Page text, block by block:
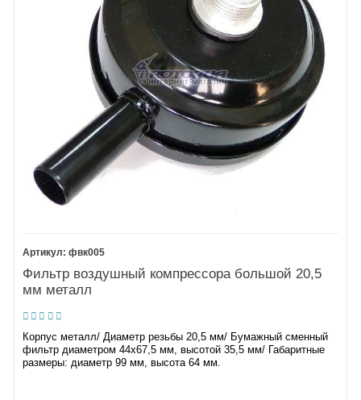
фвк005
Фильтр воздушный компрессора большой 20,5
мм металл
Корпус металл/ Диаметр резьбы 20,5 мм/ Бумажный сменный
фильтр диаметром 44х67,5 мм, высотой 35,5 мм/ Габаритные
размеры: диаметр 99 мм, высота 64 мм.